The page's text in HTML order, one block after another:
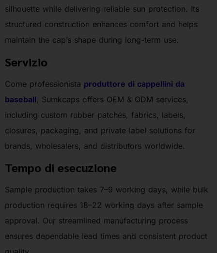
silhouette while delivering reliable sun protection. Its
structured construction enhances comfort and helps
maintain the cap’s shape during long-term use.
Servizio
Come professionista produttore di cappellini da
baseball, Sumkcaps offers OEM & ODM services,
including custom rubber patches, fabrics, labels,
closures, packaging, and private label solutions for
brands, wholesalers, and distributors worldwide.
Tempo di esecuzione
Sample production takes 7–9 working days, while bulk
production requires 18–22 working days after sample
approval. Our streamlined manufacturing process
ensures dependable lead times and consistent product